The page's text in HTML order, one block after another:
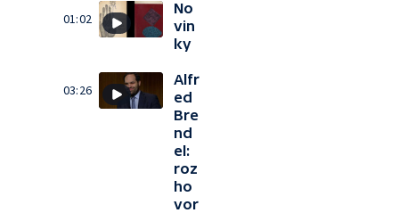
01:02
No
vin
ky
03:26
Alfr
ed
Bre
nd
el:
roz
ho
vor